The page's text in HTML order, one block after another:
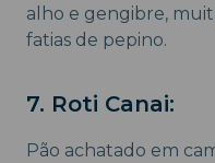
alho e gengibre,
fatias de pepino.
7. Roti Canai:
Pão achatado em